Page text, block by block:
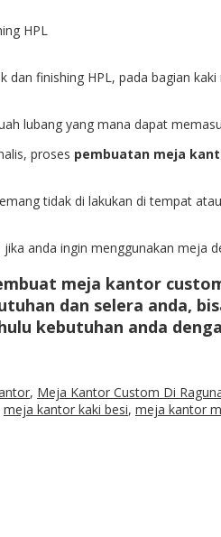
HPL
dan finishing HPL, pada bagian
lubang yang mana dapat
proses pembuatan meja
tidak di lakukan di tempat
jika anda ingin menggunakan meja
meja kantor
dan selera anda,
kebutuhan anda
, Meja Kantor Custom Di
meja kantor kaki besi, meja kantor